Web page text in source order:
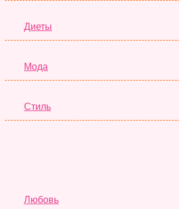
Диеты
Мода
Стиль
Любовь